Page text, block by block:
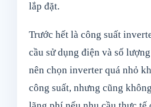
lắp đặt.
Trước hết là công suất
cầu sử dụng điện và số
nên chọn inverter quá nhỏ
công suất, nhưng cũng